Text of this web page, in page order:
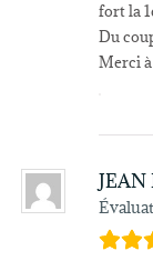
fort la
Du
Merci
JEAN